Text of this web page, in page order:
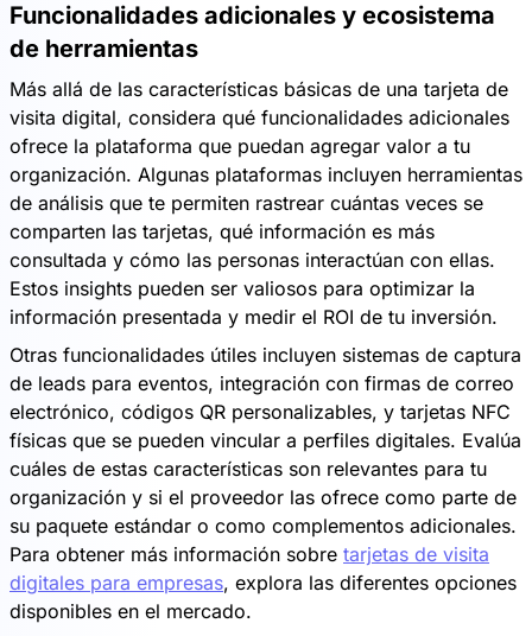
Funcionalidades adicionales y ecosistema
de herramientas
Más allá de las características básicas de una tarjeta de
visita digital, considera qué funcionalidades adicionales
ofrece la plataforma que puedan agregar valor a tu
organización. Algunas plataformas incluyen herramientas
de análisis que te permiten rastrear cuántas veces se
comparten las tarjetas, qué información es más
consultada y cómo las personas interactúan con ellas.
Estos insights pueden ser valiosos para optimizar la
información presentada y medir el ROI de tu inversión.
Otras funcionalidades útiles incluyen sistemas de captura
de leads para eventos, integración con firmas de correo
electrónico, códigos QR personalizables, y tarjetas NFC
físicas que se pueden vincular a perfiles digitales. Evalúa
cuáles de estas características son relevantes para tu
organización y si el proveedor las ofrece como parte de
su paquete estándar o como complementos adicionales.
Para obtener más información sobre tarjetas de visita
digitales para empresas, explora las diferentes opciones
disponibles en el mercado.